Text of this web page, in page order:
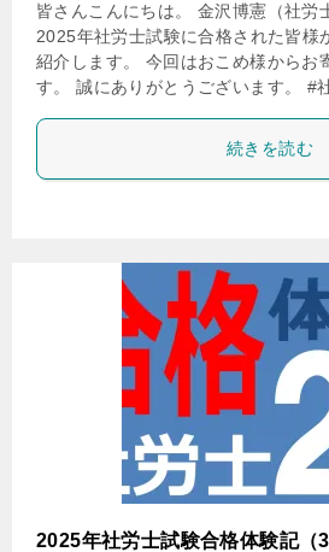
皆さんこんにちは。 金沢博憲（社労
2025年社労士試験に合格された皆様
紹介します。 今回はおこめ様からお
す。 誠にありがとうございます。
続きを読む
2025年社労士試験合格体験記（